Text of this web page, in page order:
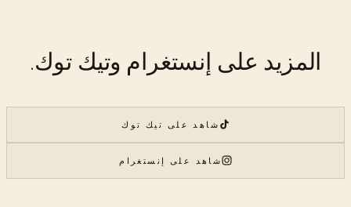
المزيد على إنستغرام وتيك توك.
شاهد على تيك توك
شاهد على إنستغرام